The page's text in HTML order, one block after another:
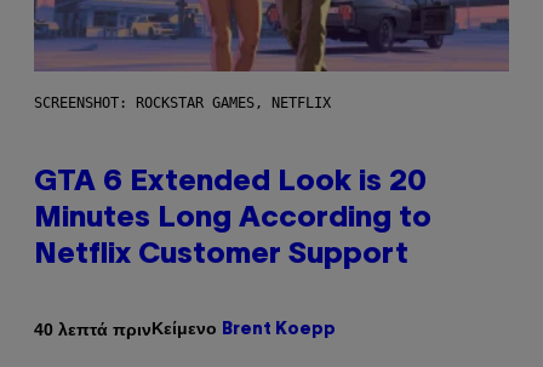
SCREENSHOT: ROCKSTAR GAMES, NETFLIX
GTA 6 Extended Look is 20
Minutes Long According to
Netflix Customer Support
40 λεπτά πρινΚείμενο Brent Koepp